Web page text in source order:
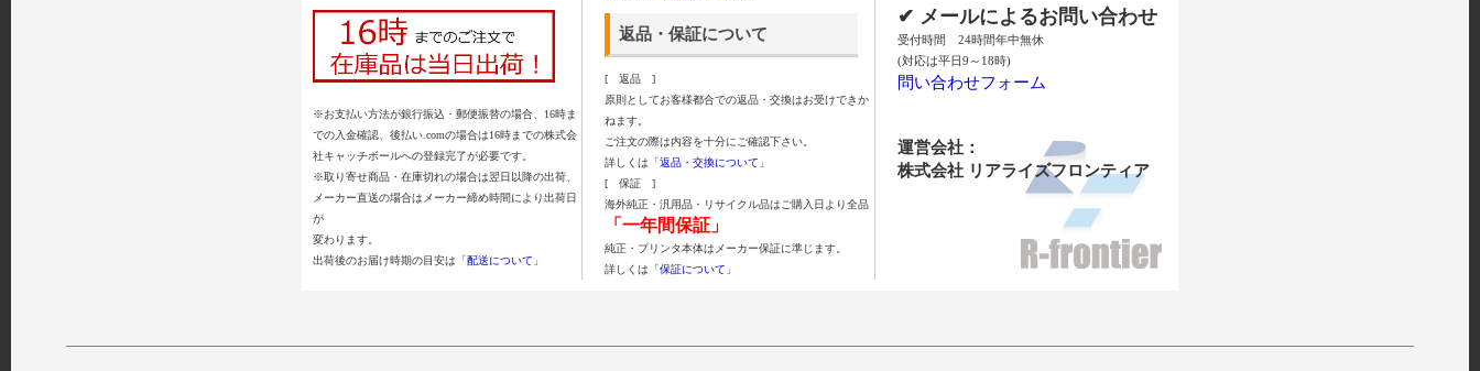
※お支払い方法が銀行振込・郵便振替の場合、16時ま
での入金確認、後払い.comの場合は16時までの株式会
社キャッチボールへの登録完了が必要です。
※取り寄せ商品・在庫切れの場合は翌日以降の出荷、
メーカー直送の場合はメーカー締め時間により出荷日
が
変わります。
出荷後のお届け時期の目安は「配送について 」
返品・保証について
[ 返品 ]
原則としてお客様都合での返品・交換はお受けできか
ねます。
ご注文の際は内容を十分にご確認下さい。
詳しくは「返品・交換について 」
[ 保証 ]
海外純正・汎用品・リサイクル品はご購入日より全品
「一年間保証」
純正・プリンタ本体はメーカー保証に準じます。
詳しくは「保証について 」
✔ メールによるお問い合わせ
受付時間 24時間年中無休
(対応は平日9～18時)
問い合わせフォーム
運営会社：
株式会社 リアライズフロンティア